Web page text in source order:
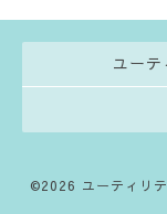
ユー
©2026 ユーティリ